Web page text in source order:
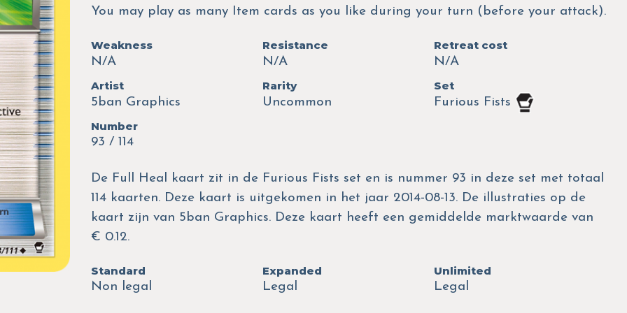
You may play as many Item cards as you like during your turn (before your attack).
Weakness
N/A
Resistance
N/A
Retreat cost
N/A
Artist
5ban Graphics
Rarity
Uncommon
Set
Furious Fists
Number
93 / 114
De Full Heal kaart zit in de Furious Fists set en is nummer 93 in deze set met totaal
114 kaarten. Deze kaart is uitgekomen in het jaar 2014-08-13. De illustraties op de
kaart zijn van 5ban Graphics. Deze kaart heeft een gemiddelde marktwaarde van
€ 0.12.
Standard
Non legal
Expanded
Legal
Unlimited
Legal